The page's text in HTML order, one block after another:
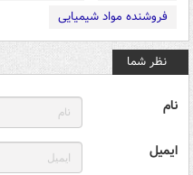
فروشنده مواد شیمیایی
نظر شما
نام
ایمیل